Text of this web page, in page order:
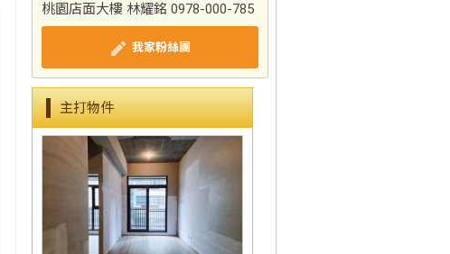
桃園店面大樓 林耀銘 0978-000-785
我家粉絲團
主打物件